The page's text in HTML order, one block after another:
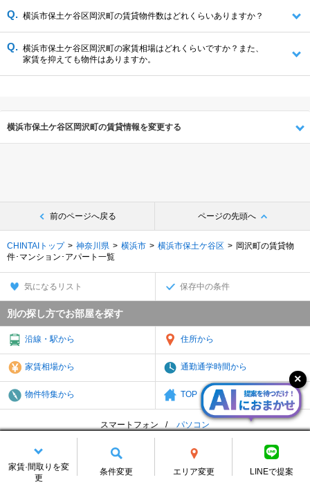
家賃·間取りを変
更
条件変更 エリア変更 LINEで提案
横浜市保土ケ谷区岡沢町の賃貸物件数はどれくらいありますか？
横浜市保土ケ谷区岡沢町の家賃相場はどれくらいですか？また、
家賃を抑えても物件はありますか。
横浜市保土ケ谷区岡沢町の賃貸情報を変更する
前のページへ戻る ページの先頭へ
CHINTAIトップ 神奈川県 横浜市 横浜市保土ケ谷区
岡沢町の賃貸物
件･マンション･アパート一覧
気になるリスト 保存中の条件
別の探し方でお部屋を探す
沿線・駅から 住所から
家賃相場から 通勤通学時間から
物件特集から TOP
スマートフォン パソコン
地域一覧
サイトマップ